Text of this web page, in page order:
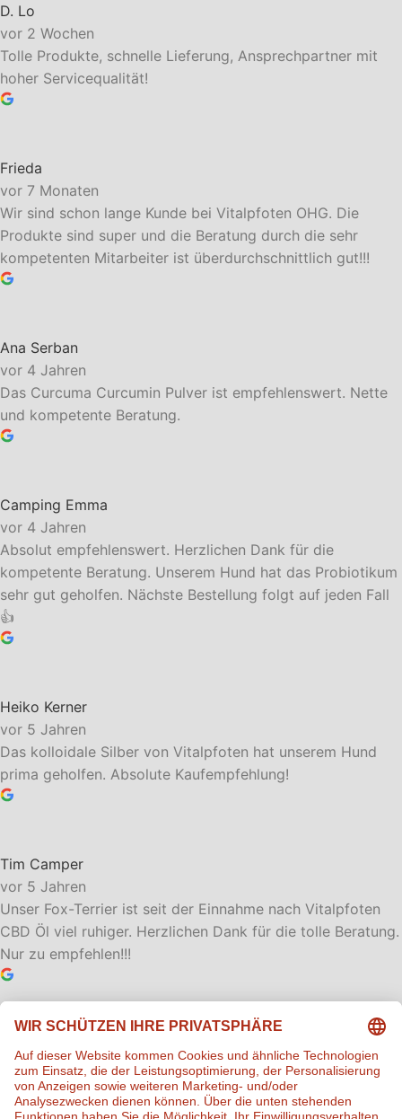
D. Lo
vor 2 Wochen
Tolle Produkte, schnelle Lieferung, Ansprechpartner mit
hoher Servicequalität!
Frieda
vor 7 Monaten
Wir sind schon lange Kunde bei Vitalpfoten OHG. Die
Produkte sind super und die Beratung durch die sehr
kompetenten Mitarbeiter ist überdurchschnittlich gut!!!
Ana Serban
vor 4 Jahren
Das Curcuma Curcumin Pulver ist empfehlenswert. Nette
und kompetente Beratung.
Camping Emma
vor 4 Jahren
Absolut empfehlenswert. Herzlichen Dank für die
kompetente Beratung. Unserem Hund hat das Probiotikum
sehr gut geholfen. Nächste Bestellung folgt auf jeden Fall
👍
Heiko Kerner
vor 5 Jahren
Das kolloidale Silber von Vitalpfoten hat unserem Hund
prima geholfen. Absolute Kaufempfehlung!
Tim Camper
vor 5 Jahren
Unser Fox-Terrier ist seit der Einnahme nach Vitalpfoten
CBD Öl viel ruhiger. Herzlichen Dank für die tolle Beratung.
Nur zu empfehlen!!!
vor 7 Jahren
Es ist so wichtig, dass endlich Futterergänzung ohne
Zusatzstoffe angeboten wird. Hier ist Qualität, Dosierung